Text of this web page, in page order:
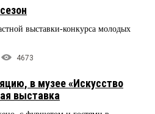
выставки-конкурса молодых
4673
в музее «Искусство
выставка